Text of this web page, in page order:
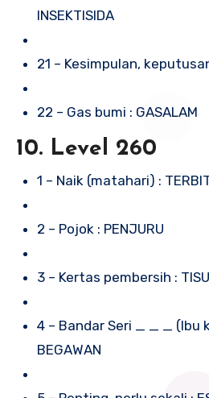
INSEKTISIDA
21 – Kesimpulan,
22 – Gas bumi : GASALAM
10. Level 260
1 – Naik (matahari) :
2 – Pojok : PENJURU
3 – Kertas pembersih : TISU
4 – Bandar Seri _ _ _ (Ibu
BEGAWAN